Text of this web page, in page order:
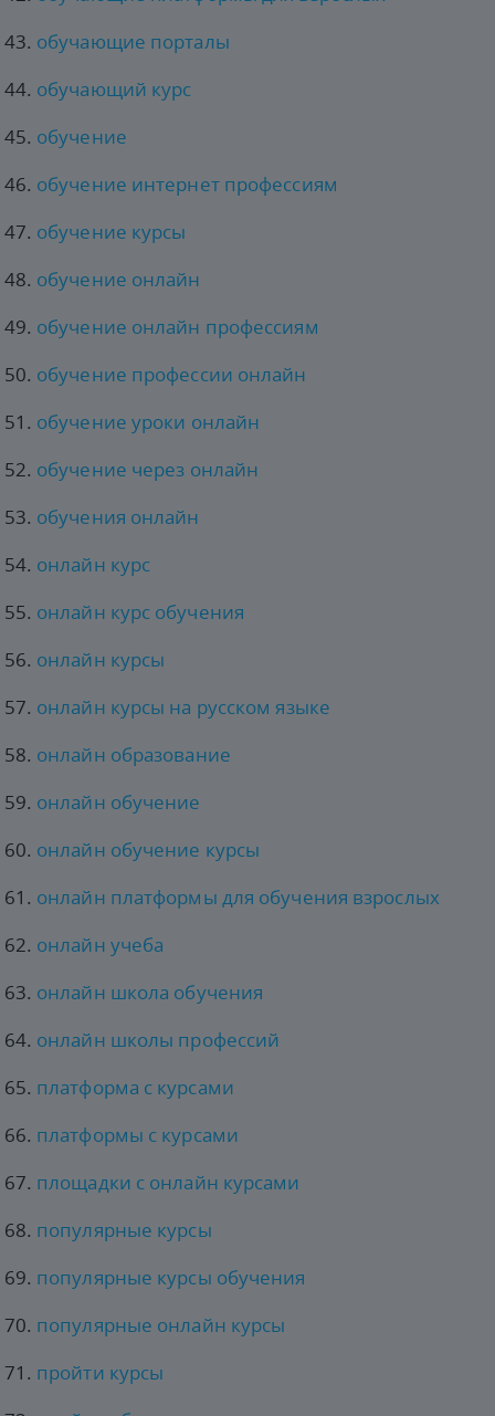
обучающие порталы
обучающий курс
обучение
обучение интернет профессиям
обучение курсы
обучение онлайн
обучение онлайн профессиям
обучение профессии онлайн
обучение уроки онлайн
обучение через онлайн
обучения онлайн
онлайн курс
онлайн курс обучения
онлайн курсы
онлайн курсы на русском языке
онлайн образование
онлайн обучение
онлайн обучение курсы
онлайн платформы для обучения взрослых
онлайн учеба
онлайн школа обучения
онлайн школы профессий
платформа с курсами
платформы с курсами
площадки с онлайн курсами
популярные курсы
популярные курсы обучения
популярные онлайн курсы
пройти курсы